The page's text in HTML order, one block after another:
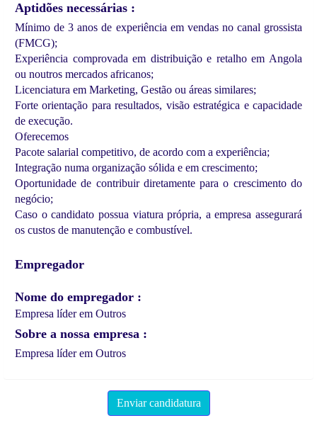
Aptidões necessárias
Mínimo de 3 anos de experiência em vendas no canal grossista
(FMCG);
Experiência comprovada em distribuição e retalho em Angola
ou noutros mercados africanos;
Licenciatura em Marketing, Gestão ou áreas similares;
Forte orientação para resultados, visão estratégica e capacidade
de execução.
Oferecemos
Pacote salarial competitivo, de acordo com a experiência;
Integração numa organização sólida e em crescimento;
Oportunidade de contribuir diretamente para o crescimento do
negócio;
Caso o candidato possua viatura própria, a empresa assegurará
os custos de manutenção e combustível.
Empregador
Nome do empregador
Empresa líder em Outros
Sobre a nossa empresa
Empresa líder em Outros
Enviar candidatura